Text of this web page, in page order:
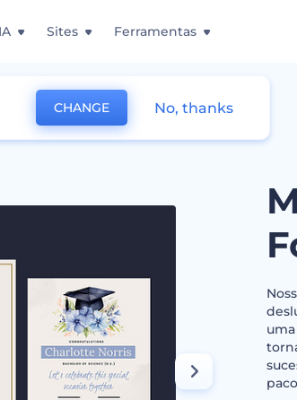
Sites Ferramentas
de Formatura
CHANGE No, thanks